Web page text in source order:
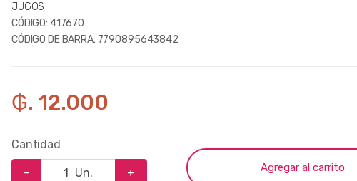
JUGOS
CÓDIGO: 417670
CÓDIGO DE BARRA: 7790895643842
₲. 12.000
Cantidad
- Un. + Agregar al carrito